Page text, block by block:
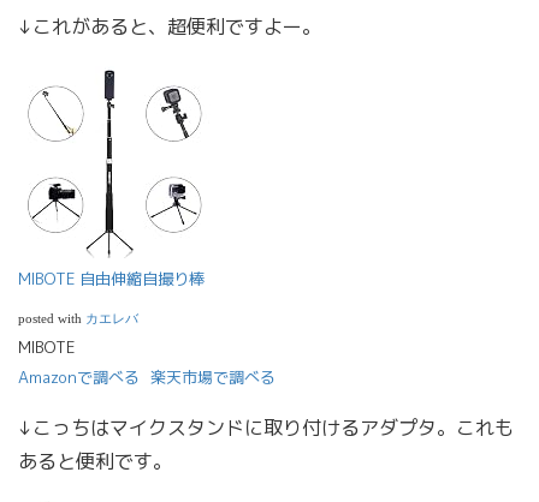
↓これがあると、超便利ですよー。
MIBOTE 自由伸縮自撮り棒
posted with カエレバ
MIBOTE
Amazonで調べる 楽天市場で調べる
↓こっちはマイクスタンドに取り付けるアダプタ。これも
あると便利です。